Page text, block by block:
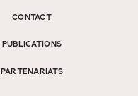
CONTACT
PUBLICATIONS
PARTENARIATS